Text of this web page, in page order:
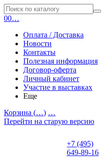
00…
Оплата / Доставка
Новости
Контакты
Полезная информация
Договор-оферта
Личный кабинет
Участие в выставках
Еще
Корзина (…) …
Перейти на старую версию
+7 (495)
649-89-16